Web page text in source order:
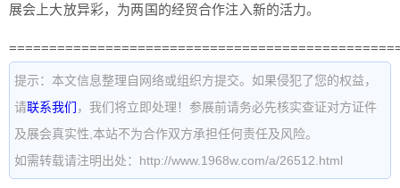
展会上大放异彩，为两国的经贸合作注入新的活力。
提示：本文信息整理自网络或组织方提交。如果侵犯了您的权益，
请联系我们 ，我们将立即处理！参展前请务必先核实查证对方证件
及展会真实性,本站不为合作双方承担任何责任及风险。
如需转载请注明出处：http://www.1968w.com/a/26512.html